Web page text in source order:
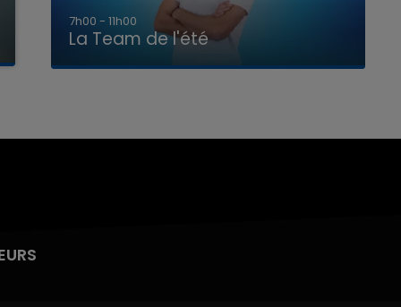
7h00 - 11h00
La Team de l'été